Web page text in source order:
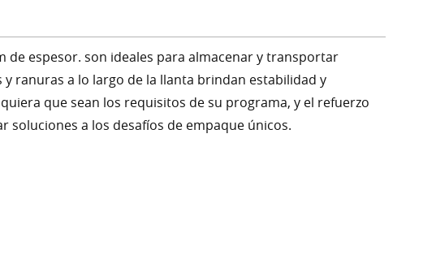
de espesor. son ideales para almacenar y transportar
ranuras a lo largo de la llanta brindan estabilidad y
que sean los requisitos de su programa, y ​​el refuerzo
soluciones a los desafíos de empaque únicos.